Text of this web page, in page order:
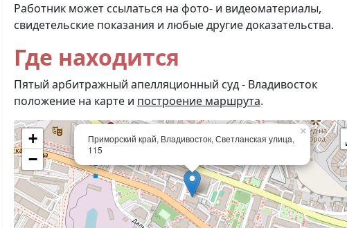
Работник может ссылаться на фото- и видеоматериалы,
свидетельские показания и любые другие доказательства.
Где находится
Пятый арбитражный апелляционный суд - Владивосток
положение на карте и построение маршрута.
Приморский край, Владивосток, Светланская улица,
115
×
+
−